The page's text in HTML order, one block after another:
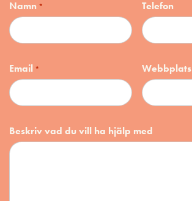
Namn * Telefon
Email * Webbplats
Beskriv vad du vill ha hjälp med